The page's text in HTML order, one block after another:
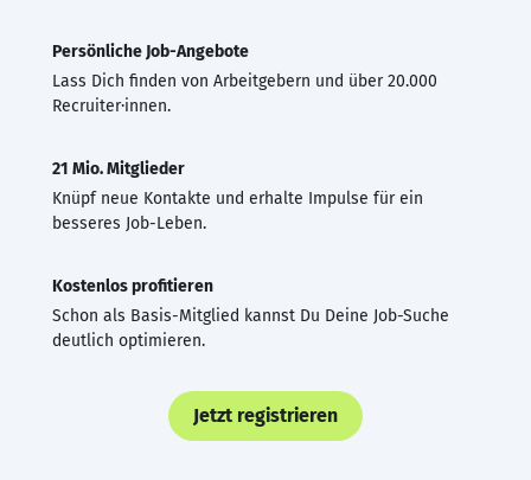
Persönliche Job-Angebote
Lass Dich finden von Arbeitgebern und über 20.000
Recruiter·innen.
21 Mio. Mitglieder
Knüpf neue Kontakte und erhalte Impulse für ein
besseres Job-Leben.
Kostenlos profitieren
Schon als Basis-Mitglied kannst Du Deine Job-Suche
deutlich optimieren.
Jetzt registrieren